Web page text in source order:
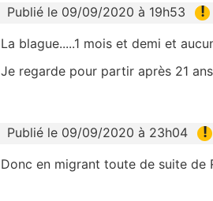
Publié le 09/09/2020 à 19h53 !
La blague.....1 mois et demi et
Je regarde pour partir après 21
Publié le 09/09/2020 à 23h04 !
Donc en migrant toute de suite de